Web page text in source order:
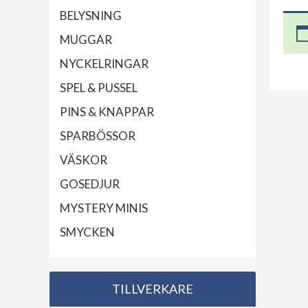
BELYSNING
MUGGAR
NYCKELRINGAR
SPEL & PUSSEL
PINS & KNAPPAR
SPARBÖSSOR
VÄSKOR
GOSEDJUR
MYSTERY MINIS
SMYCKEN
TILLVERKARE